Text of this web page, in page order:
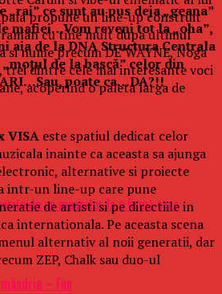
ce sunt au pus deja „geana”
mafiei…Vom reveni tot la „oha”,
aia de la DNA Structura Centrala
de la bască” celor din
poate ca…DA?!!
de un muncitor la o firmă care
– Fun
propune un line-up construit
cu tine mult dupa ultimul
nume precum DE’WAYNE, Noga
trei dintre cele mai interesante voci
acoperind o paleta larga de
VISA este spatiul dedicat celor
inainte ca aceasta sa ajunga
alternative si proiecte
intr-un line-up care pune
de artisti si pe directiile in
internationala. Pe aceasta scena
alternativ al noii generatii, dar
ZEP, Chalk sau duo-ul